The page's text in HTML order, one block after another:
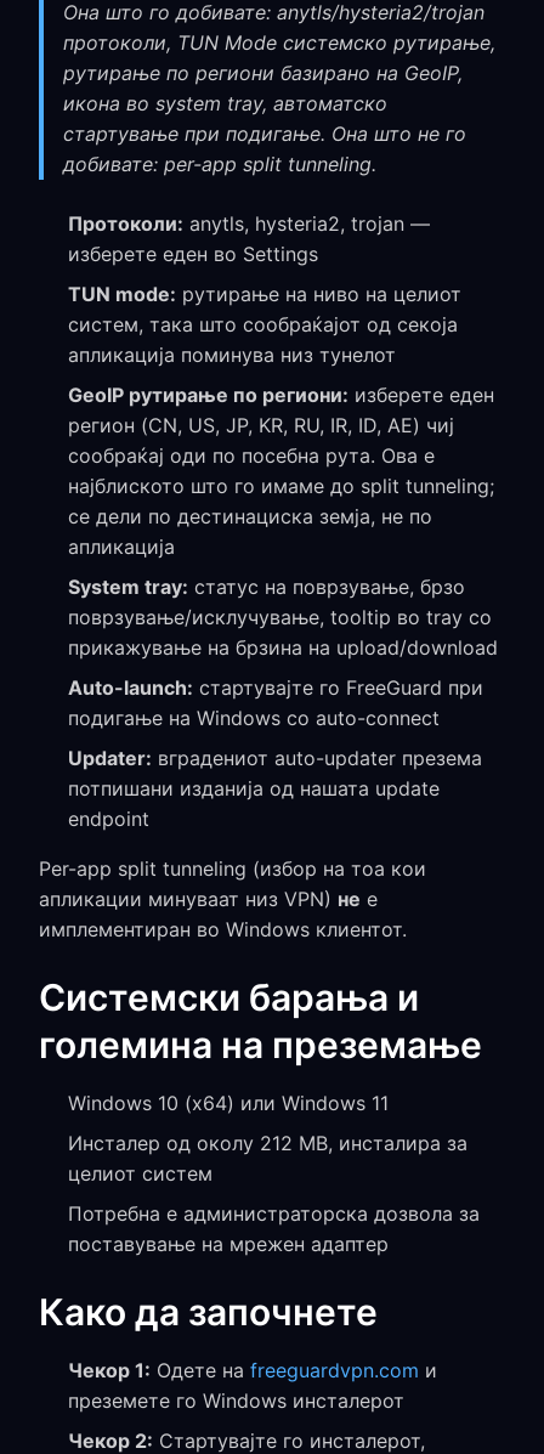
Она што го добивате: anytls/hysteria2/trojan
протоколи, TUN Mode системско рутирање,
рутирање по региони базирано на GeoIP,
икона во system tray, автоматско
стартување при подигање. Она што не го
добивате: per-app split tunneling.
Протоколи: anytls, hysteria2, trojan —
изберете еден во Settings
TUN mode: рутирање на ниво на целиот
систем, така што сообраќајот од секоја
апликација поминува низ тунелот
GeoIP рутирање по региони: изберете еден
регион (CN, US, JP, KR, RU, IR, ID, AE) чиј
сообраќај оди по посебна рута. Ова е
најблиското што го имаме до split tunneling;
се дели по дестинациска земја, не по
апликација
System tray: статус на поврзување, брзо
поврзување/исклучување, tooltip во tray со
прикажување на брзина на upload/download
Auto-launch: стартувајте го FreeGuard при
подигање на Windows со auto-connect
Updater: вградениот auto-updater презема
потпишани изданија од нашата update
endpoint
Per-app split tunneling (избор на тоа кои
апликации минуваат низ VPN) не е
имплементиран во Windows клиентот.
Системски барања и
големина на преземање
Windows 10 (x64) или Windows 11
Инсталер од околу 212 MB, инсталира за
целиот систем
Потребна е администраторска дозвола за
поставување на мрежен адаптер
Како да започнете
Чекор 1: Одете на freeguardvpn.com и
преземете го Windows инсталерот
Чекор 2: Стартувајте го инсталерот,